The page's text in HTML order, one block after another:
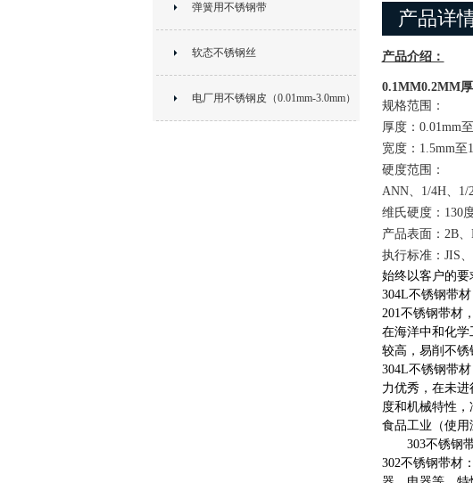
弹簧用不锈钢带
软态不锈钢丝
电厂用不锈钢皮（0.01mm-3.0mm）
产品详
产品介绍：
0.1MM0.2MM
规格范围：
厚度：0.01mm
宽度：1.5mm至
硬度范围：
ANN、1/4H、
维氏硬度：130
产品表面：2B
执行标准：JIS
始终以客户的要
304L不锈钢带
201不锈钢带材
在海洋中和化学
较高，易削不锈
304L不锈钢带
力优秀，在未
度和机械特性
食品工业（使
303不锈钢带
302不锈钢带材